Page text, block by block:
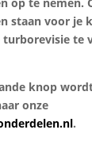
staan voor je
turborevisie te
knop
onze
.